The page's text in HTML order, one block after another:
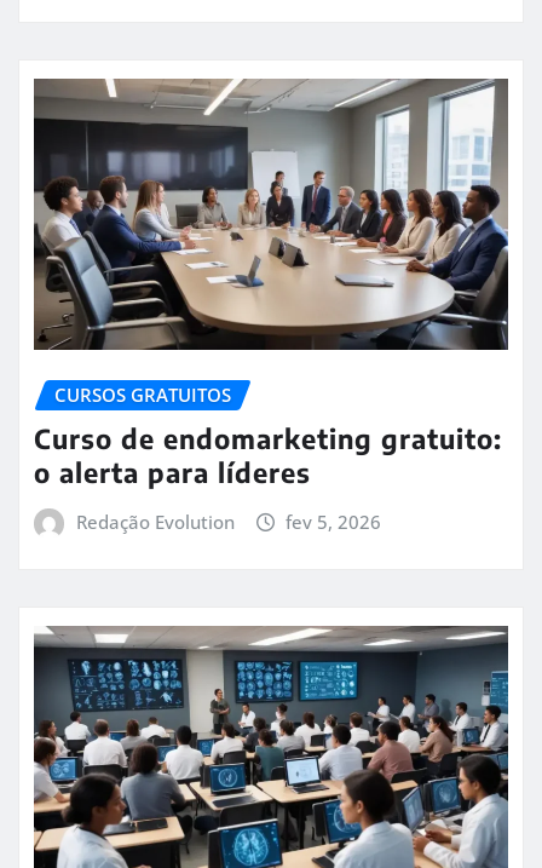
CURSOS GRATUITOS
Curso de endomarketing gratuito:
o alerta para líderes
Redação Evolution fev 5, 2026